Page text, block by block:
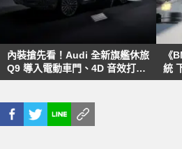
內裝搶先看！Audi 全新旗艦休旅
Q9 導入電動車門、4D 音效打造
頂級座艙 挑戰X7、GLS霸主地
《
統
M2